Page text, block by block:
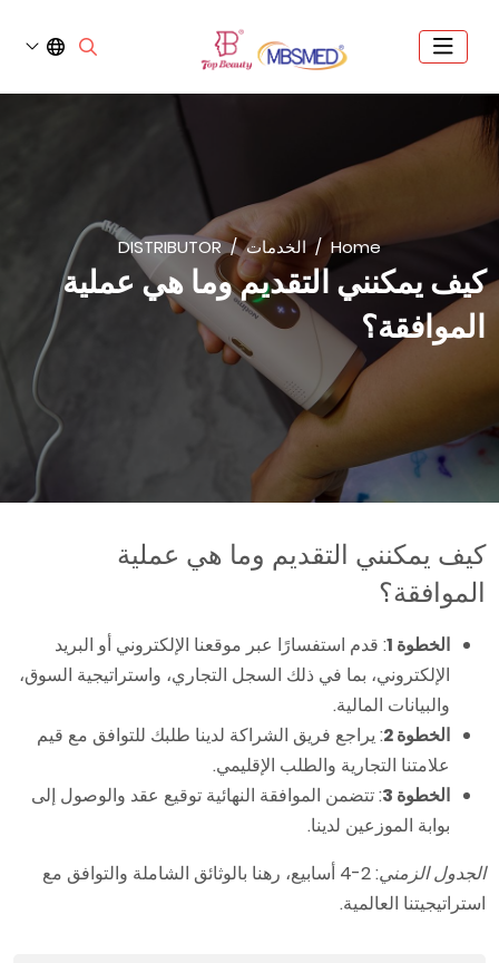
Home الخدمات DISTRIBUTOR
كيف يمكنني التقديم وما هي عملية
الموافقة؟
كيف يمكنني التقديم وما هي عملية
الموافقة؟
الخطوة 1 : قدم استفسارًا عبر موقعنا الإلكتروني أو البريد
الإلكتروني، بما في ذلك السجل التجاري، واستراتيجية السوق،
والبيانات المالية.
الخطوة 2 : يراجع فريق الشراكة لدينا طلبك للتوافق مع قيم
علامتنا التجارية والطلب الإقليمي.
الخطوة 3
: تتضمن الموافقة النهائية توقيع عقد والوصول إلى
بوابة الموزعين لدينا.
الجدول الزمني
: 2-4 أسابيع، رهنا بالوثائق الشاملة والتوافق مع
استراتيجيتنا العالمية.